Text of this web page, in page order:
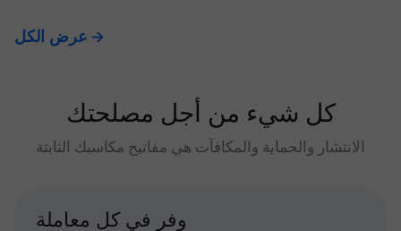
عرض الكل
كل شيء من أجل مصلحتك
الانتشار والحماية والمكافآت هي مفاتيح مكاسبك الثابتة
وفر في كل معاملة